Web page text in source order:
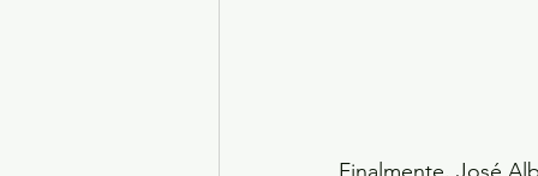
Finalmente, José